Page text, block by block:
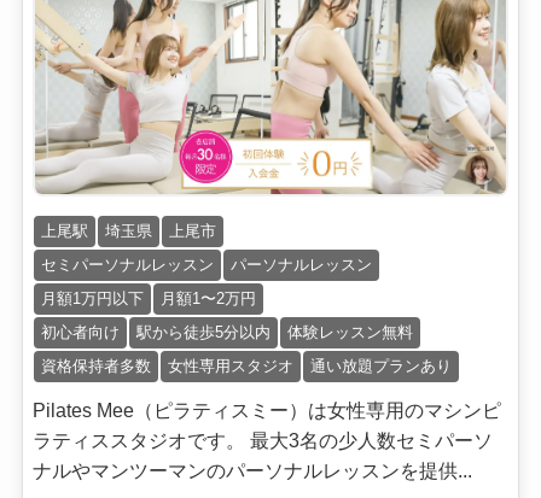
上尾駅 埼玉県
上尾市
セミパーソナルレッスン
パーソナルレッスン
月額1万円以下
月額1〜2万円
初心者向け
駅から徒歩5分以内
体験レッスン無料
資格保持者多数
女性専用スタジオ 通い放題プランあり
Pilates Mee（ピラティスミー）は女性専用のマシンピ
ラティススタジオです。 最大3名の少人数セミパーソ
ナルやマンツーマンのパーソナルレッスンを提供...